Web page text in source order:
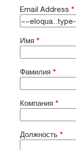
Email Address *
Имя *
Фамилия *
Компания *
Должность *